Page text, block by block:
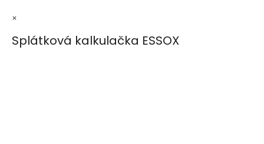
×
Splátková kalkulačka ESSOX